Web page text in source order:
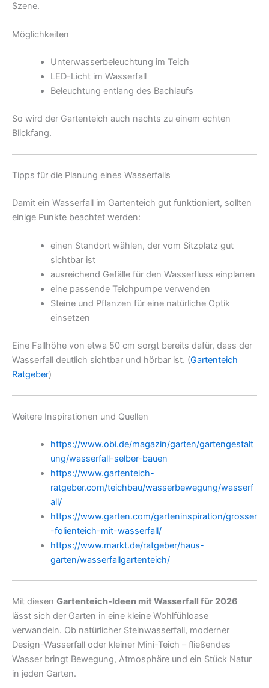
Szene.
Möglichkeiten
Unterwasserbeleuchtung im Teich
LED-Licht im Wasserfall
Beleuchtung entlang des Bachlaufs
So wird der Gartenteich auch nachts zu einem echten
Blickfang.
Tipps für die Planung eines Wasserfalls
Damit ein Wasserfall im Gartenteich gut funktioniert, sollten
einige Punkte beachtet werden:
einen Standort wählen, der vom Sitzplatz gut
sichtbar ist
ausreichend Gefälle für den Wasserfluss einplanen
eine passende Teichpumpe verwenden
Steine und Pflanzen für eine natürliche Optik
einsetzen
Eine Fallhöhe von etwa 50 cm sorgt bereits dafür, dass der
Wasserfall deutlich sichtbar und hörbar ist. (Gartenteich
Ratgeber)
Weitere Inspirationen und Quellen
https://www.obi.de/magazin/garten/gartengestalt
ung/wasserfall-selber-bauen
https://www.gartenteich-
ratgeber.com/teichbau/wasserbewegung/wasserf
all/
https://www.garten.com/garteninspiration/grosser
-folienteich-mit-wasserfall/
https://www.markt.de/ratgeber/haus-
garten/wasserfallgartenteich/
Mit diesen Gartenteich-Ideen mit Wasserfall für 2026
lässt sich der Garten in eine kleine Wohlfühloase
verwandeln. Ob natürlicher Steinwasserfall, moderner
Design-Wasserfall oder kleiner Mini-Teich – fließendes
Wasser bringt Bewegung, Atmosphäre und ein Stück Natur
in jeden Garten.